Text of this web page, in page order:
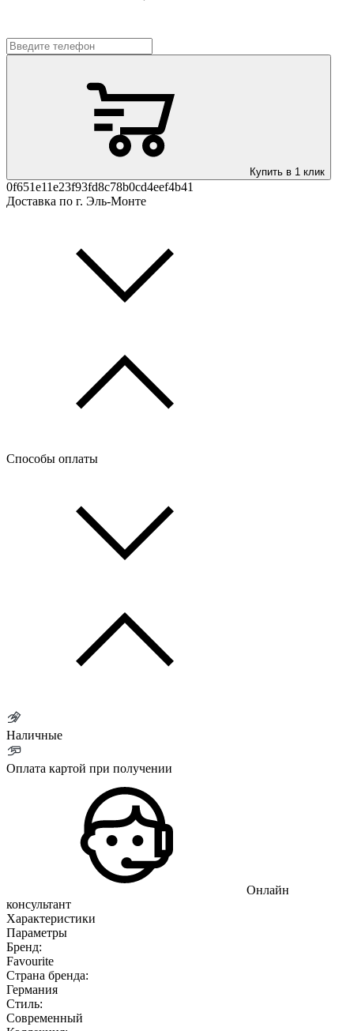
Купить в 1 клик
0f651e11e23f93fd8c78b0cd4eef4b41
Доставка по г. Эль-Монте
Способы оплаты
Наличные
Оплата картой при получении
Онлайн
консультант
Характеристики
Параметры
Бренд:
Favourite
Страна бренда:
Германия
Стиль:
Современный